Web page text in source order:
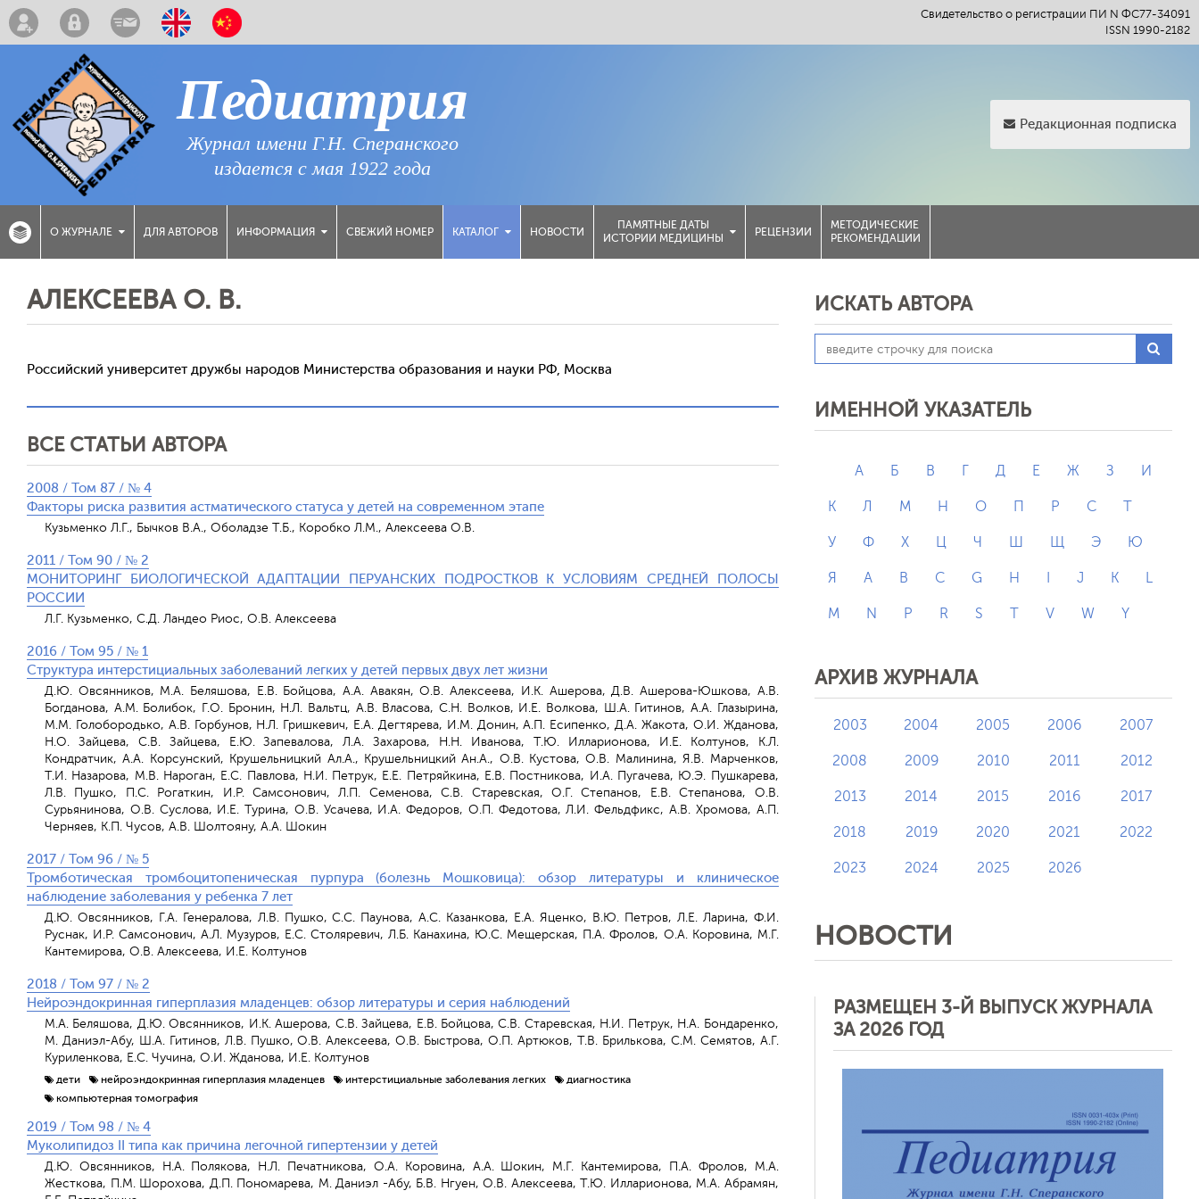
Свидетельство о регистрации ПИ N ФС77-34091
ISSN 1990-2182
Педиатрия
Журнал имени Г.Н. Сперанского
издается с мая 1922 года
Редакционная подписка
О ЖУРНАЛЕ ДЛЯ АВТОРОВ ИНФОРМАЦИЯ СВЕЖИЙ НОМЕР КАТАЛОГ НОВОСТИ
ПАМЯТНЫЕ ДАТЫ
ИСТОРИИ МЕДИЦИНЫ
РЕЦЕНЗИИ
МЕТОДИЧЕСКИЕ
РЕКОМЕНДАЦИИ
АЛЕКСЕЕВА О. В.
Российский университет дружбы народов Министерства образования и науки РФ, Москва
ВСЕ СТАТЬИ АВТОРА
2008 / Том 87 / № 4
Факторы риска развития астматического статуса у детей на современном этапе
Кузьменко Л.Г., Бычков В.А., Оболадзе Т.Б., Коробко Л.М., Алексеева О.В.
2011 / Том 90 / № 2
МОНИТОРИНГ БИОЛОГИЧЕСКОЙ АДАПТАЦИИ ПЕРУАНСКИХ ПОДРОСТКОВ К УСЛОВИЯМ СРЕДНЕЙ ПОЛОСЫ
РОССИИ
Л.Г. Кузьменко, С.Д. Ландео Риос, О.В. Алексеева
2016 / Том 95 / № 1
Структура интерстициальных заболеваний легких у детей первых двух лет жизни
Д.Ю. Овсянников, М.А. Беляшова, Е.В. Бойцова, А.А. Авакян, О.В. Алексеева, И.К. Ашерова, Д.В. Ашерова-Юшкова, А.В.
Богданова, А.М. Болибок, Г.О. Бронин, Н.Л. Вальтц, А.В. Власова, С.Н. Волков, И.Е. Волкова, Ш.А. Гитинов, А.А. Глазырина,
М.М. Голобородько, А.В. Горбунов, Н.Л. Гришкевич, Е.А. Дегтярева, И.М. Донин, А.П. Есипенко, Д.А. Жакота, О.И. Жданова,
Н.О. Зайцева, С.В. Зайцева, Е.Ю. Запевалова, Л.А. Захарова, Н.Н. Иванова, Т.Ю. Илларионова, И.Е. Колтунов, К.Л.
Кондратчик, А.А. Корсунский, Крушельницкий Ал.А., Крушельницкий Ан.А., О.В. Кустова, О.В. Малинина, Я.В. Марченков,
Т.И. Назарова, М.В. Нароган, Е.С. Павлова, Н.И. Петрук, Е.Е. Петряйкина, Е.В. Постникова, И.А. Пугачева, Ю.Э. Пушкарева,
Л.В. Пушко, П.С. Рогаткин, И.Р. Самсонович, Л.П. Семенова, С.В. Старевская, О.Г. Степанов, Е.В. Степанова, О.В.
Сурьянинова, О.В. Суслова, И.Е. Турина, О.В. Усачева, И.А. Федоров, О.П. Федотова, Л.И. Фельдфикс, А.В. Хромова, А.П.
Черняев, К.П. Чусов, А.В. Шолтояну, А.А. Шокин
2017 / Том 96 / № 5
Тромботическая тромбоцитопеническая пурпура (болезнь Мошковица): обзор литературы и клиническое
наблюдение заболевания у ребенка 7 лет
Д.Ю. Овсянников, Г.А. Генералова, Л.В. Пушко, С.С. Паунова, А.С. Казанкова, Е.А. Яценко, В.Ю. Петров, Л.Е. Ларина, Ф.И.
Руснак, И.Р. Самсонович, А.Л. Музуров, Е.С. Столяревич, Л.Б. Канахина, Ю.С. Мещерская, П.А. Фролов, О.А. Коровина, М.Г.
Кантемирова, О.В. Алексеева, И.Е. Колтунов
2018 / Том 97 / № 2
Нейроэндокринная гиперплазия младенцев: обзор литературы и серия наблюдений
М.А. Беляшова, Д.Ю. Овсянников, И.К. Ашерова, С.В. Зайцева, Е.В. Бойцова, С.В. Старевская, Н.И. Петрук, Н.А. Бондаренко,
М. Даниэл-Абу, Ш.А. Гитинов, Л.В. Пушко, О.В. Алексеева, О.В. Быстрова, О.П. Артюков, Т.В. Брилькова, С.М. Семятов, А.Г.
Куриленкова, Е.С. Чучина, О.И. Жданова, И.Е. Колтунов
дети нейроэндокринная гиперплазия младенцев интерстициальные заболевания легких
диагностика
компьютерная томография
2019 / Том 98 / № 4
Муколипидоз II типа как причина легочной гипертензии у детей
Д.Ю. Овсянников, Н.А. Полякова, Н.Л. Печатникова, О.А. Коровина, А.А. Шокин, М.Г. Кантемирова, П.А. Фролов, М.А.
Жесткова, П.М. Шорохова, Д.П. Пономарева, М. Даниэл -Абу, Б.В. Нгуен, О.В. Алексеева, Т.Ю. Илларионова, М.А. Абрамян,
ИСКАТЬ АВТОРА
ИМЕННОЙ УКАЗАТЕЛЬ
А Б В Г Д Е Ж З И
К Л М Н О П Р С Т
У Ф Х Ц Ч Ш Щ Э Ю
Я A B C G H J K L
M N P R S T V W Y
АРХИВ ЖУРНАЛА
2003 2004 2005 2006 2007
2008 2009 2010 2011 2012
2013 2014 2015 2016 2017
2018 2019 2020 2021 2022
2023 2024 2025 2026
НОВОСТИ
РАЗМЕЩЕН 3-Й ВЫПУСК ЖУРНАЛА
ЗА 2026 ГОД